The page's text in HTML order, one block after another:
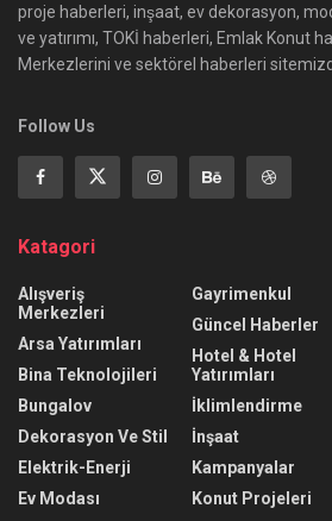
proje haberleri, inşaat, ev dekorasyon,
ve yatırımı, TOKİ haberleri, Emlak Konut
Merkezlerini ve sektörel haberleri
Follow Us
Katagori
Alışveriş
Merkezleri
Arsa Yatırımları
Bina Teknolojileri
Bungalov
Dekorasyon Ve Stil
Elektrik-Enerji
Ev Modası
Gayrimenkul
Güncel Haberler
Hotel & Hotel
Yatırımları
İklimlendirme
İnşaat
Kampanyalar
Konut Projeleri